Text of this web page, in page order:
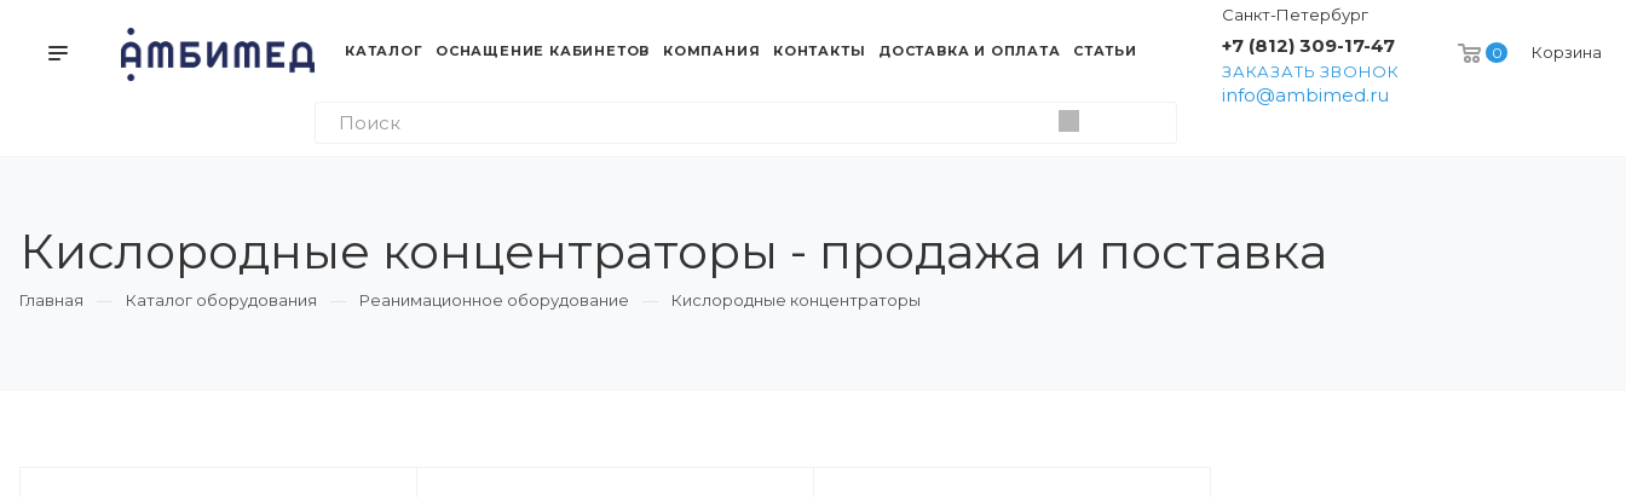
0 Корзина
Санкт-Петербург
+7 (812) 309-17-47
ЗАКАЗАТЬ ЗВОНОК
info@ambimed.ru
КАТАЛОГ ОСНАЩЕНИЕ КАБИНЕТОВ КОМПАНИЯ КОНТАКТЫ ДОСТАВКА И ОПЛАТА СТАТЬИ
Кислородные концентраторы - продажа и поставка
Главная Каталог оборудования Реанимационное оборудование Кислородные концентраторы